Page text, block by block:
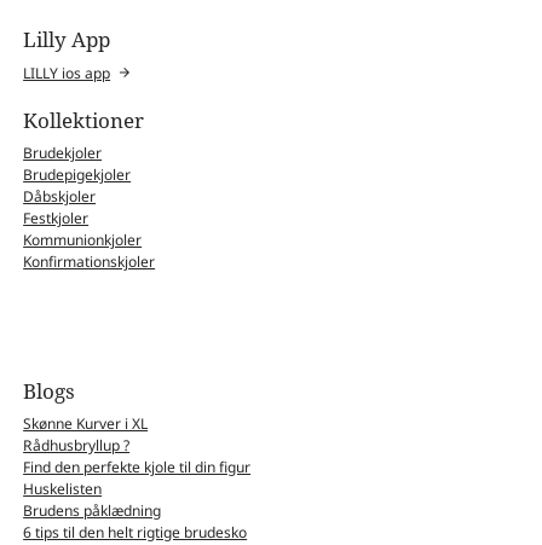
Lilly App
LILLY ios app
Kollektioner
Brudekjoler
Brudepigekjoler
Dåbskjoler
Festkjoler
Kommunionkjoler
Konfirmationskjoler
Blogs
Skønne Kurver i XL
Rådhusbryllup ?
Find den perfekte kjole til din figur
Huskelisten
Brudens påklædning
6 tips til den helt rigtige brudesko